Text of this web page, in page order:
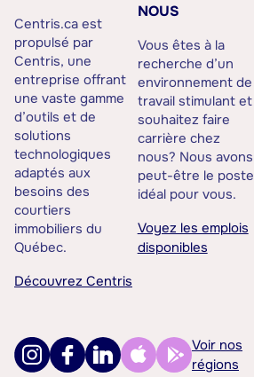
Centris.ca est
propulsé par
Centris, une
entreprise offrant
une vaste gamme
d’outils et de
solutions
technologiques
adaptés aux
besoins des
courtiers
immobiliers du
Québec.
Découvrez Centris
NOUS
Vous êtes à la
recherche d’un
environnement de
travail stimulant et
souhaitez faire
carrière chez
nous? Nous avons
peut-être le poste
idéal pour vous.
Voyez les emplois
disponibles
Voir nos
régions